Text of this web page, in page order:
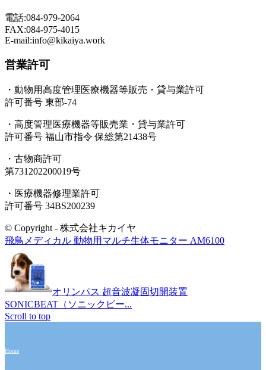
電話:084-979-2064
FAX:084-975-4015
E-mail:info@kikaiya.work
営業許可
・動物用高度管理医療機器等販売・貸与業許可
許可番号 東部-74
・高度管理医療機器等販売業・貸与業許可
許可番号 福山市指令 保総第21438号
・古物商許可
第731202200019号
・医療機器修理業許可
許可番号 34BS200239
© Copyright - 株式会社キカイヤ
飛鳥メディカル 動物用マルチ生体モニター AM6100
オリンパス 超音波凝固切開装置
SONICBEAT（ソニックビー...
Scroll to top
Home